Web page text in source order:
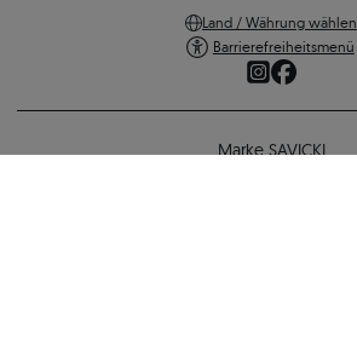
Land / Währung wählen
Barrierefreiheitsmenü
Marke SAVICKI